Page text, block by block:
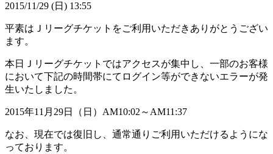
2015/11/29 (日) 13:55
平素はＪリーグチケットをご利用いただきありがとうござい
ます。
本日Ｊリーグチケットではアクセスが集中し、一部のお客様
において下記の時間帯にてログイン等ができないエラーが発
生いたしました。
2015年11月29日（日）AM10:02～AM11:37
なお、現在では復旧し、通常通りご利用いただけるようにな
っております。